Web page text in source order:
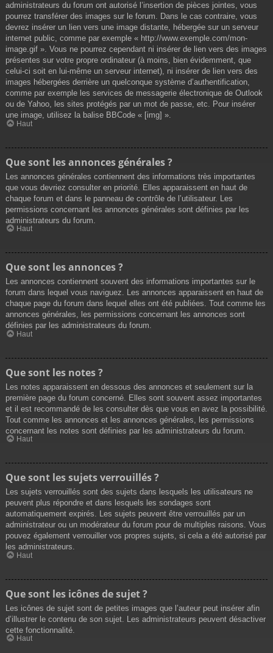
administrateurs du forum ont autorisé l’insertion de pièces jointes, vous
pourrez transférer des images sur le forum. Dans le cas contraire, vous
devrez insérer un lien vers une image distante, hébergée sur un serveur
internet public, comme par exemple « http://www.exemple.com/mon-
image.gif ». Vous ne pourrez cependant ni insérer de lien vers des images
présentes sur votre propre ordinateur (à moins, bien évidemment, que
celui-ci soit en lui-même un serveur internet), ni insérer de lien vers des
images hébergées derrière un quelconque système d’authentification,
comme par exemple les services de messagerie électronique de Outlook
ou de Yahoo, les sites protégés par un mot de passe, etc. Pour insérer
une image, utilisez la balise BBCode « [img] ».
Haut
Que sont les annonces générales ?
Les annonces générales contiennent des informations très importantes
que vous devriez consulter en priorité. Elles apparaissent en haut de
chaque forum et dans le panneau de contrôle de l’utilisateur. Les
permissions concernant les annonces générales sont définies par les
administrateurs du forum.
Haut
Que sont les annonces ?
Les annonces contiennent souvent des informations importantes sur le
forum dans lequel vous naviguez. Les annonces apparaissent en haut de
chaque page du forum dans lequel elles ont été publiées. Tout comme les
annonces générales, les permissions concernant les annonces sont
définies par les administrateurs du forum.
Haut
Que sont les notes ?
Les notes apparaissent en dessous des annonces et seulement sur la
première page du forum concerné. Elles sont souvent assez importantes
et il est recommandé de les consulter dès que vous en avez la possibilité.
Tout comme les annonces et les annonces générales, les permissions
concernant les notes sont définies par les administrateurs du forum.
Haut
Que sont les sujets verrouillés ?
Les sujets verrouillés sont des sujets dans lesquels les utilisateurs ne
peuvent plus répondre et dans lesquels les sondages sont
automatiquement expirés. Les sujets peuvent être verrouillés par un
administrateur ou un modérateur du forum pour de multiples raisons. Vous
pouvez également verrouiller vos propres sujets, si cela a été autorisé par
les administrateurs.
Haut
Que sont les icônes de sujet ?
Les icônes de sujet sont de petites images que l’auteur peut insérer afin
d’illustrer le contenu de son sujet. Les administrateurs peuvent désactiver
cette fonctionnalité.
Haut